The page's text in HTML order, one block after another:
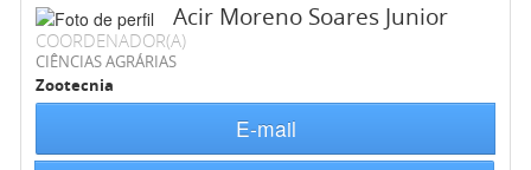
Acir Moreno Soares Junior
COORDENADOR(A)
CIÊNCIAS AGRÁRIAS
Zootecnia
E-mail